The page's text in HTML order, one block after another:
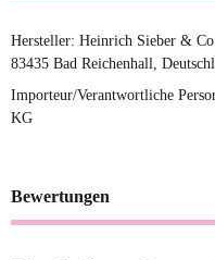
Hersteller: Heinrich Sieber &
83435 Bad Reichenhall,
Importeur/Verantwortliche
KG
Bewertungen